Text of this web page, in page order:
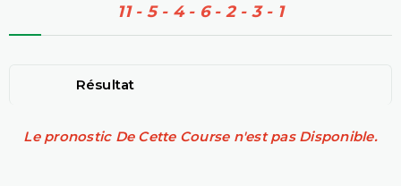
11 - 5 - 4 - 6 - 2 - 3 - 1
Résultat
Le pronostic De Cette Course n'est pas Disponible.